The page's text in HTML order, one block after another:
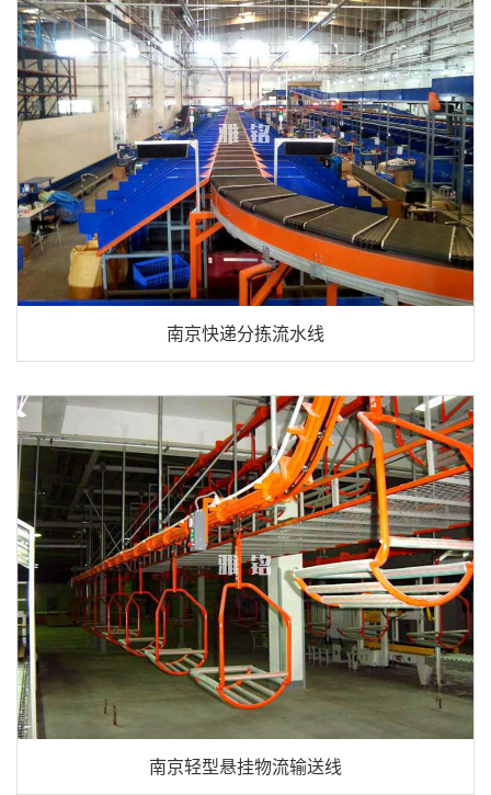
南京快递分拣流水线
南京轻型悬挂物流输送线